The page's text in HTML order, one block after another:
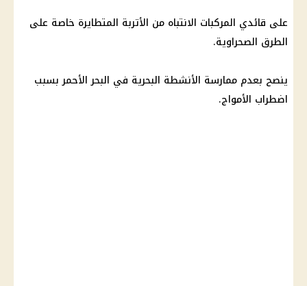
على قائدي المركبات الانتباه من الأتربة المتطايرة خاصة على
الطرق الصحراوية.
ينصح بعدم ممارسة الأنشطة البحرية في البحر الأحمر بسبب
اضطراب الأمواج.